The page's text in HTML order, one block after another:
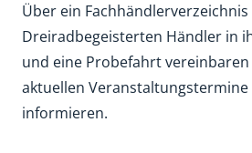
Über ein
Dreiradbegeisterten Händler in
und eine Probefahrt
aktuellen Veranstaltungstermine
informieren.